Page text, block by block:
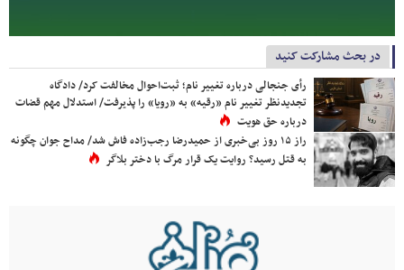
در بحث مشارکت کنید
رأی جنجالی درباره تغییر نام؛ ثبت‌احوال مخالفت کرد/ دادگاه
تجدیدنظر تغییر نام «رقیه» به «رویا» را پذیرفت/ استدلال مهم قضات
درباره حق هویت
راز ۱۵ روز بی‌خبری از حمیدرضا رجب‌زاده فاش شد/ مداح جوان چگونه
به قتل رسید؟ روایت یک قرار مرگ با دختر بلاگر